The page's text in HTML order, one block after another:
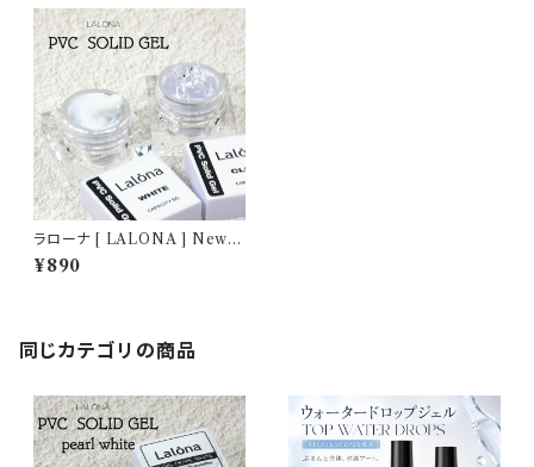
ラローナ [ LALONA ] New P
VCソリッドジェル ( 5g ) デコジ
ェル / 3D / クレイジェル / 粘土
¥890
同じカテゴリの商品